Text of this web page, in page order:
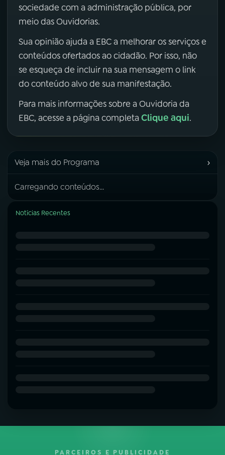
sociedade com a administração pública, por
meio das Ouvidorias.
Sua opinião ajuda a EBC a melhorar os serviços e
conteúdos ofertados ao cidadão. Por isso, não
se esqueça de incluir na sua mensagem o link
do conteúdo alvo de sua manifestação.
Para mais informações sobre a Ouvidoria da
EBC, acesse a página completa Clique aqui.
Veja mais do Programa ›
Carregando conteúdos...
Notícias Recentes
PARCEIROS E PUBLICIDADE